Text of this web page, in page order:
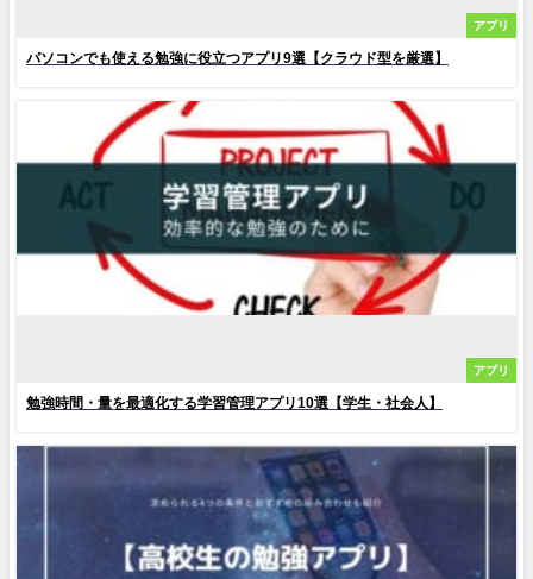
アプリ
パソコンでも使える勉強に役立つアプリ9選【クラウド型を厳選】
アプリ
勉強時間・量を最適化する学習管理アプリ10選【学生・社会人】